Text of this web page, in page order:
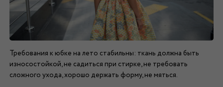
Требования к юбке на лето стабильны: ткань должна быть
износостойкой, не садиться при стирке, не требовать
сложного ухода, хорошо держать форму, не мяться.